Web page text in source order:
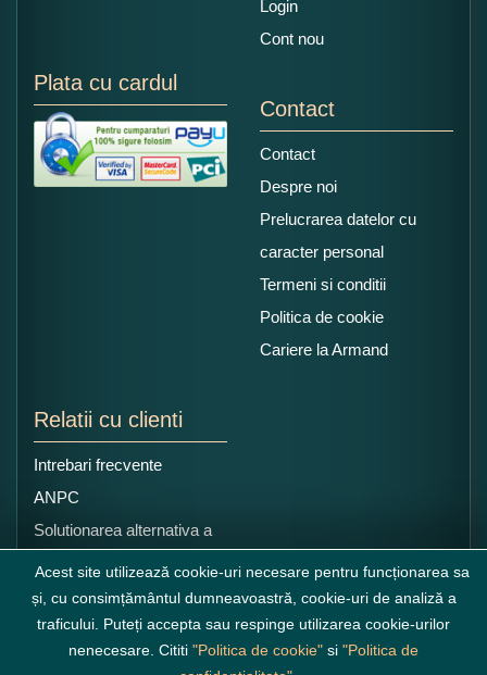
Login
Cont nou
Plata cu cardul
Contact
Contact
Despre noi
Prelucrarea datelor cu
caracter personal
Termeni si conditii
Politica de cookie
Cariere la Armand
Relatii cu clienti
Intrebari frecvente
ANPC
Solutionarea alternativa a
litigiilor
Acest site utilizează cookie-uri necesare pentru funcționarea sa
și, cu consimțământul dumneavoastră, cookie-uri de analiză a
traficului. Puteți accepta sau respinge utilizarea cookie-urilor
nenecesare. Cititi "Politica de cookie" si "Politica de